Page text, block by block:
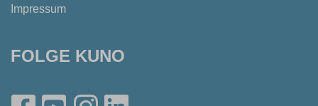
Impressum
FOLGE KUNO